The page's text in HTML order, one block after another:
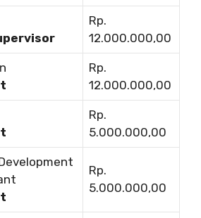
Rp.
12.000.000,00
Rp.
12.000.000,00
Rp.
5.000.000,00
Rp.
5.000.000,00